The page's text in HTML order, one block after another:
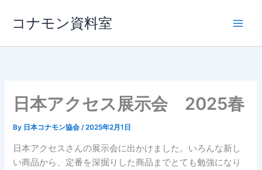
ス
コナモン資料室
日本アクセス展示会 2025春
By 日本コナモン協会/2025年2月1日
日本アクセスさんの展示会に出かけました。いろんな新し
い商品から、定番を深掘りした商品までとても勉強になり